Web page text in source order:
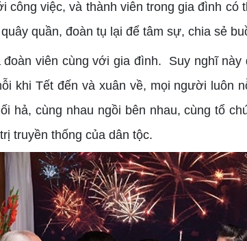
việc, và thành viên trong gia đình có
quần, đoàn tụ lại để tâm sự, chia sẻ
viên cùng với gia đình. Suy nghĩ
khi Tết đến và xuân về, mọi người
hả, cùng nhau ngồi bên nhau, cùng tổ
truyền thống của dân tộc.